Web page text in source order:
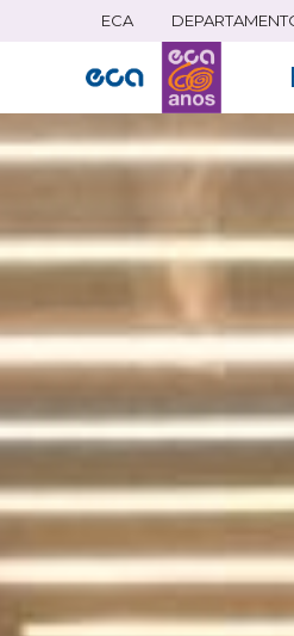
conteúdo
principal
ECA